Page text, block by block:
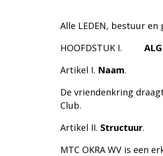
Alle LEDEN, bestuur
HOOFDSTUK I.
Artikel I. Naam.
De vriendenkring draagt
Club.
Artikel II. Structuur.
MTC OKRA WV is een